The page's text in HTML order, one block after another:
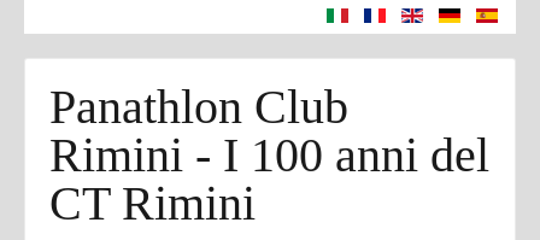
Panathlon Club
Rimini - I 100 anni del
CT Rimini